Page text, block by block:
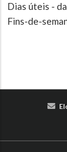
Dias úteis -
Fins-de-